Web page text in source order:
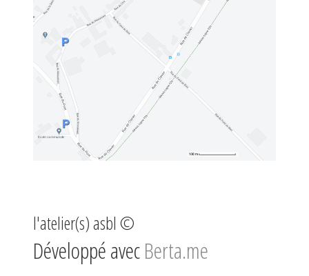
l'atelier(s) asbl ©
Développé avecBerta.me